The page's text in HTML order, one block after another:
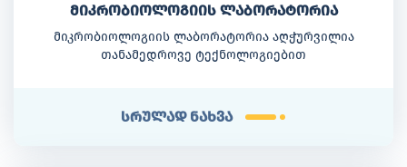
მიკრობიოლოგიის ლაბორატორია
მიკრობიოლოგიის ლაბორატორია აღჭურვილია
თანამედროვე ტექნოლოგიებით
სრულად ნახვა